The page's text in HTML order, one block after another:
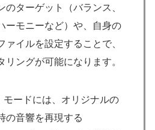
のターゲット（バランス、
ーモニーなど）や、自身の
ァイルを設定することで、
リングが可能になります。
モードには、オリジナルの
の音響を再現する